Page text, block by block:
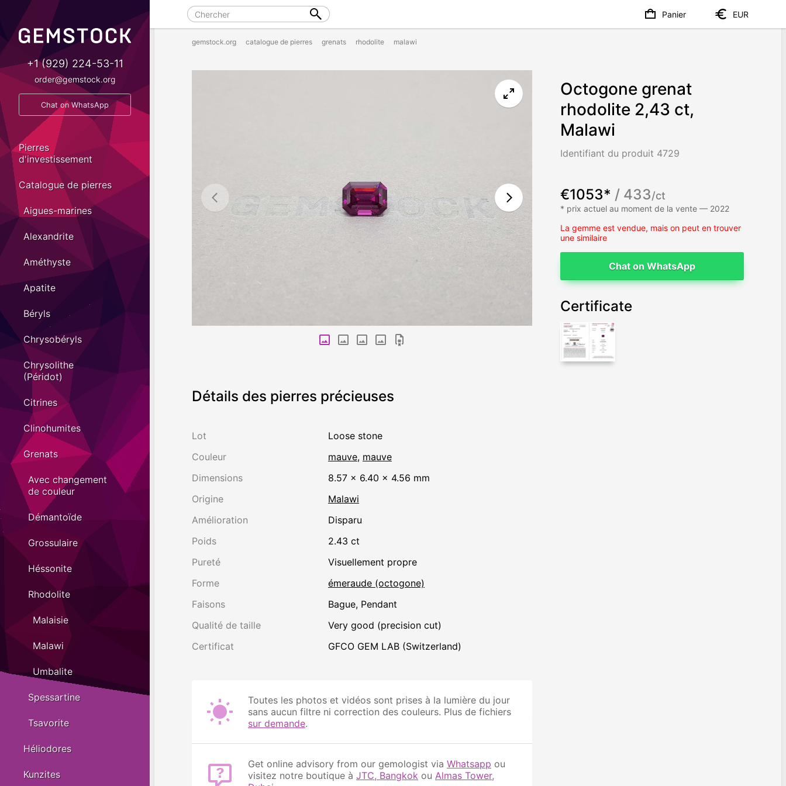
gemstock.org catalogue de pierres grenats rhodolite malawi
Octogone grenat
rhodolite 2,43 ct,
Malawi
Identifiant du produit 4729
€1053* / 433/ct
* prix actuel au moment de la vente — 2022
La gemme est vendue, mais on peut en trouver
une similaire
Chat on WhatsApp
Certificate
Détails des pierres précieuses
Lot
Loose stone
Couleur
mauve, mauve
Dimensions
8.57 × 6.40 × 4.56 mm
Origine
Malawi
Amélioration
disparu
Poids
2.43 ct
Pureté
visuellement propre
Forme
émeraude (octogone)
Faisons
Bague, Pendant
Qualité de taille
Very good (precision cut)
Certificat
GFCO GEM LAB (Switzerland)
Toutes les photos et vidéos sont prises à la lumière du jour
sans aucun filtre ni correction des couleurs. Plus de fichiers
sur demande.
Get online advisory from our gemologist via Whatsapp ou
visitez notre boutique à JTC, Bangkok ou Almas Tower,
+1 (929) 224-53-11
order@gemstock.org
Chat on WhatsApp
Pierres
d'investissement
Catalogue de pierres
Aigues-marines
Alexandrite
Améthyste
Apatite
Béryls
Chrysobéryls
Chrysolithe
(Péridot)
Citrines
Clinohumites
Grenats
Avec changement
de couleur
Démantoïde
Grossulaire
Héssonite
Rhodolite
Malaisie
Malawi
Umbalite
Spessartine
Tsavorite
Héliodores
Kunzites
Panier EUR